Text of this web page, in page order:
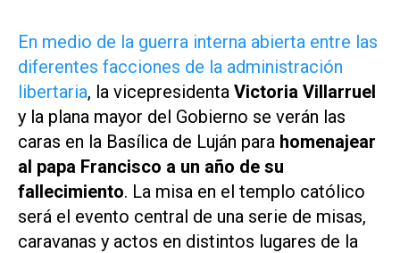
En medio de la guerra interna abierta entre las
diferentes facciones de la administración
libertaria, la vicepresidenta Victoria Villarruel
y la plana mayor del Gobierno se verán las
caras en la Basílica de Luján para homenajear
al papa Francisco a un año de su
fallecimiento. La misa en el templo católico
será el evento central de una serie de misas,
caravanas y actos en distintos lugares de la